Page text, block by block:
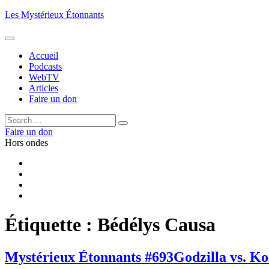
Aller
contenu
Les Mystérieux Étonnants
Accueil
Podcasts
WebTV
Articles
Faire un don
Rechercher :
Rechercher
Faire un don
Hors ondes
Étiquette : Bédélys Causa
Mystérieux Étonnants #693Godzilla vs.